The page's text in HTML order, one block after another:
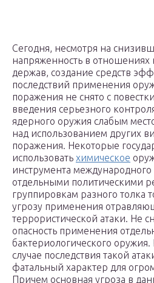
Сегодня, несмотря на
напряженность в
держав, создание средств
последствий применения
поражения не снято с
введения серьезного
ядерного оружия слабым
над использованием других
поражения. Некоторые
использовать химическое
инструмента
отдельными политическими
группировкам разного толка
угрозу применения
террористической атаки. Не
опасность применения
бактериологического
случае последствия такой
фатальный характер для
Причем основная угроза в